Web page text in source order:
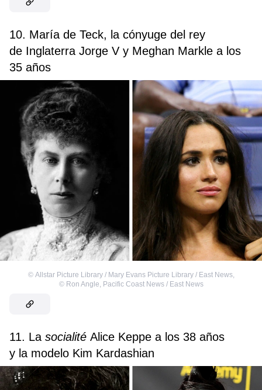
10. María de Teck, la cónyuge del rey
de Inglaterra Jorge V y Meghan Markle a los
35 años
© Allstar Picture Library / Mary Evans Picture Library / East News,
© Ron Angle, Pacific Coast News / East News
11. La socialité Alice Keppe a los 38 años
y la modelo Kim Kardashian